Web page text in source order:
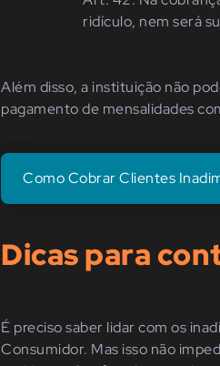
ridículo, nem será
Além disso, a instituição não
pagamento de mensalidades
Como Cobrar Clientes
Dicas para
É preciso saber lidar com os
Consumidor. Mas isso não